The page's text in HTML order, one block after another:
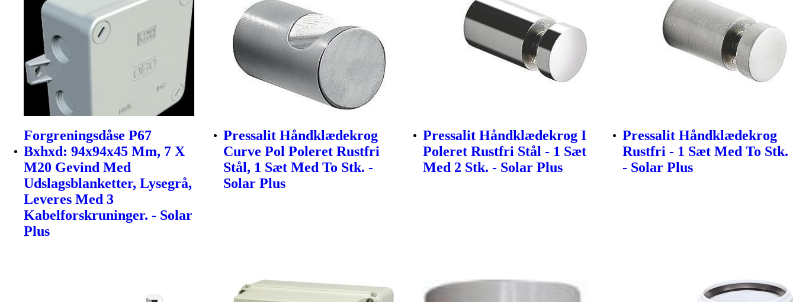
Forgreningsdåse P67
Bxhxd: 94x94x45 Mm, 7 X
M20 Gevind Med
Udslagsblanketter, Lysegrå,
Leveres Med 3
Kabelforskruninger. - Solar
Plus
Pressalit Håndklædekrog
Curve Pol Poleret Rustfri
Stål, 1 Sæt Med To Stk. -
Solar Plus
Pressalit Håndklædekrog I
Poleret Rustfri Stål - 1 Sæt
Med 2 Stk. - Solar Plus
Pressalit Håndklædekrog
Rustfri - 1 Sæt Med To Stk.
- Solar Plus